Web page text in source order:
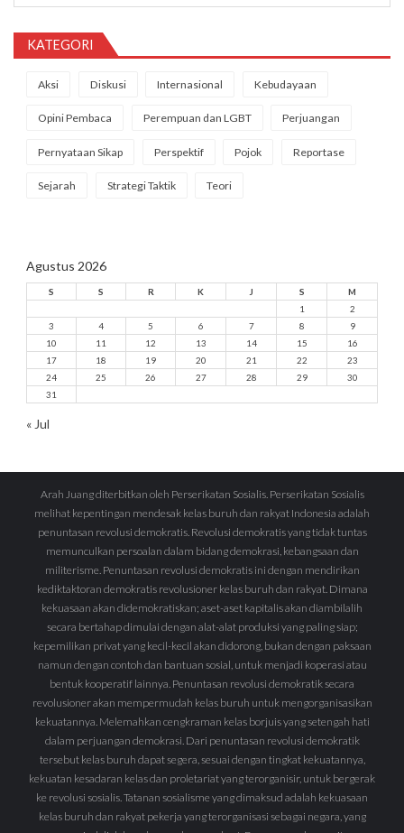
KATEGORI
Aksi Diskusi Internasional Kebudayaan
Opini Pembaca Perempuan dan LGBT Perjuangan
Pernyataan Sikap Perspektif Pojok Reportase
Sejarah Strategi Taktik Teori
Agustus 2026
S S R K J S
M
1
2
3
4 5 6 7 8
9
10
11 12 13 14 15
16
17
18 19 20 21 22
23
24
25 26 27 28 29
30
31
« Jul
Arah Juang diterbitkan oleh Perserikatan Sosialis. Perserikatan Sosialis
melihat kepentingan mendesak kelas buruh dan rakyat Indonesia adalah
penuntasan revolusi demokratis. Revolusi demokratis yang tidak tuntas
memunculkan persoalan dalam bidang demokrasi, kebangsaan dan
militerisme. Penuntasan revolusi demokratis ini dengan mendirikan
kediktaktoran demokratis revolusioner kelas buruh dan rakyat. Dimana
kekuasaan akan didemokratiskan; aset-aset kapitalis akan diambilalih
secara bertahap dimulai dengan alat-alat produksi yang paling siap;
kepemilikan privat yang kecil-kecil akan didorong, bukan dengan paksaan
namun dengan contoh dan bantuan sosial, untuk menjadi koperasi atau
bentuk kooperatif lainnya. Penuntasan revolusi demokratik secara
revolusioner akan mempermudah kelas buruh untuk mengorganisasikan
kekuatannya. Melemahkan cengkraman kelas borjuis yang setengah hati
dalam perjuangan demokrasi. Dari penuntasan revolusi demokratik
tersebut kelas buruh dapat segera, sesuai dengan tingkat kekuatannya,
kekuatan kesadaran kelas dan proletariat yang terorganisir, untuk bergerak
ke revolusi sosialis. Tatanan sosialisme yang dimaksud adalah kekuasaan
kelas buruh dan rakyat pekerja yang terorganisasi sebagai negara, yang